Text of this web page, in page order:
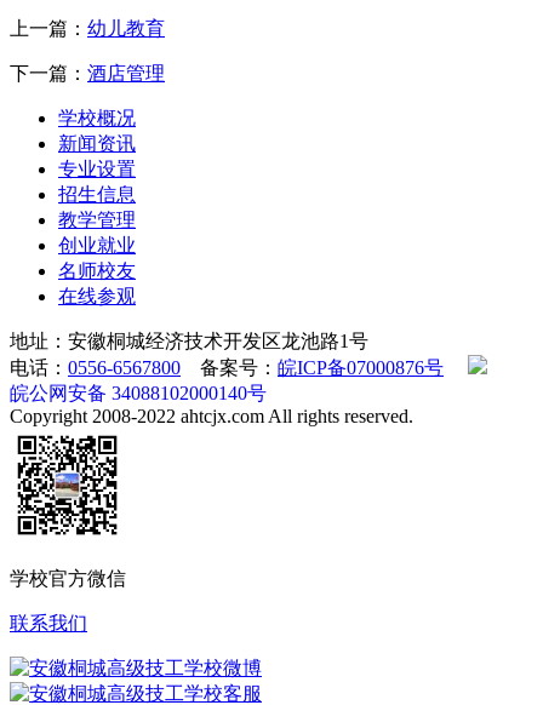
上一篇： 幼儿教育
下一篇： 酒店管理
学校概况
新闻资讯
专业设置
招生信息
教学管理
创业就业
名师校友
在线参观
地址：安徽桐城经济技术开发区龙池路1号
电话： 0556-6567800 备案号： 皖ICP备07000876号
皖公网安备 34088102000140号
Copyright 2008-2022 ahtcjx.com All rights reserved.
学校官方微信
联系我们
微博
客服